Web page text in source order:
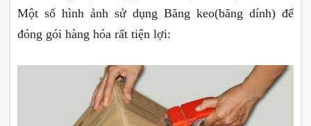
Một số hình ảnh sử dụng Băng keo(băng dính) để
đóng gói hàng hóa rất tiện lợi: